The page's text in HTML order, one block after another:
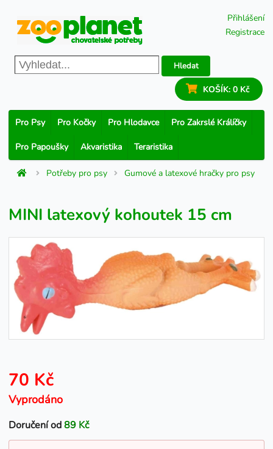
Přihlášení
Registrace
Hledat
KOŠÍK: 0 Kč
Pro Psy Pro Kočky Pro Hlodavce Pro Zakrslé Králíčky
Pro Papoušky Akvaristika Teraristika
Potřeby pro psy Gumové a latexové hračky pro psy
MINI latexový kohoutek 15 cm
70 Kč
Vyprodáno
Doručení od89 Kč